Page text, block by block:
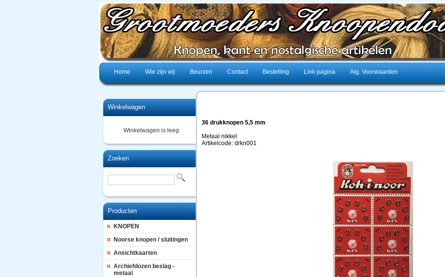
Home Wie zijn wij Beurzen Contact Bestelling Link pagina Alg. Voorwaarden
Winkelwagen
Winkelwagen is leeg
Zoeken
Producten
KNOPEN
Noorse knopen / sluitingen
Ansichtkaarten
Archiefdozen beslag -
metaal
36 drukknopen 5,5 mm
Metaal nikkel
Artikelcode: drkn001